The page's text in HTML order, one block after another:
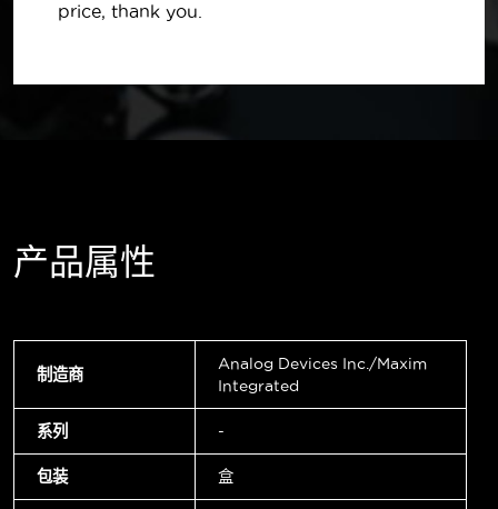
price, thank you.
产品属性
制造商
Analog Devices Inc./Maxim
Integrated
系列 -
包装 盒